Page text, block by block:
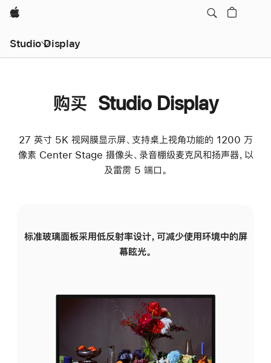
Apple
Studio Display
购买 Studio Display
27 英寸 5K 视网膜显示屏、支持桌上视角功能的 1200 万
像素 Center Stage 摄像头、录音棚级麦克风和扬声器，以
及雷雳 5 端口。
标准玻璃面板采用低反射率设计，可减少使用环境中的屏
幕眩光。